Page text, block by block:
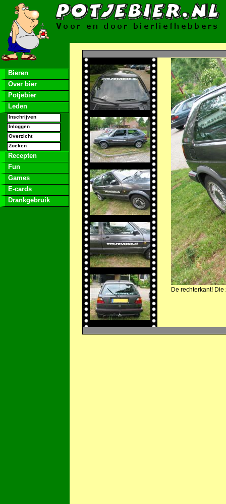
Bieren
Over bier
Potjebier
Leden
Inschrijven
Inloggen
Overzicht
Zoeken
Recepten
Fun
Games
E-cards
Drankgebruik
De rechterkant!